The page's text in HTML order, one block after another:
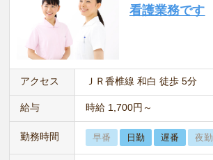
看護業務です
アクセス ＪＲ香椎線 和白 徒歩 5分
給与 時給 1,700円～
勤務時間 早番 日勤 遅番 夜勤